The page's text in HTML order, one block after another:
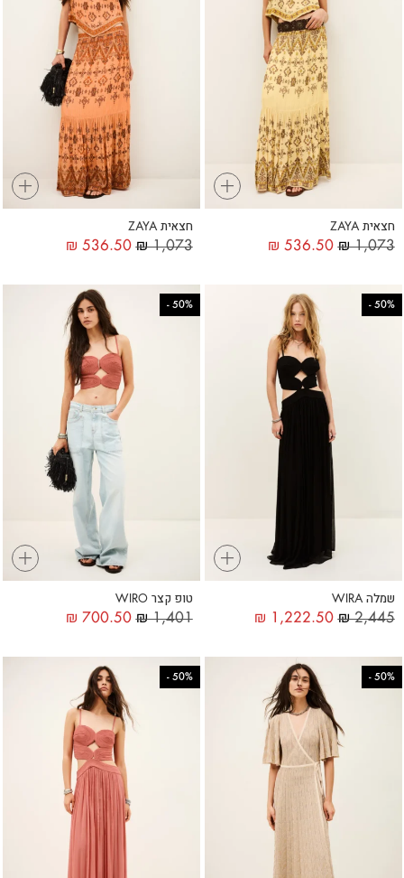
+
חצאית ZAYA
₪1,073
₪ 536.50
+
חצאית ZAYA
₪1,073
₪ 536.50
+
50%
-
שמלה WIRA
₪2,445
₪ 1,222.50
+
50%
-
טופ קצר WIRO
₪1,401
₪ 700.50
50%
-
50%
-